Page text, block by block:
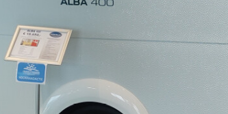
Wat is
Wat is de
Berekent
Alle